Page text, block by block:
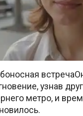
узнав
метро, и